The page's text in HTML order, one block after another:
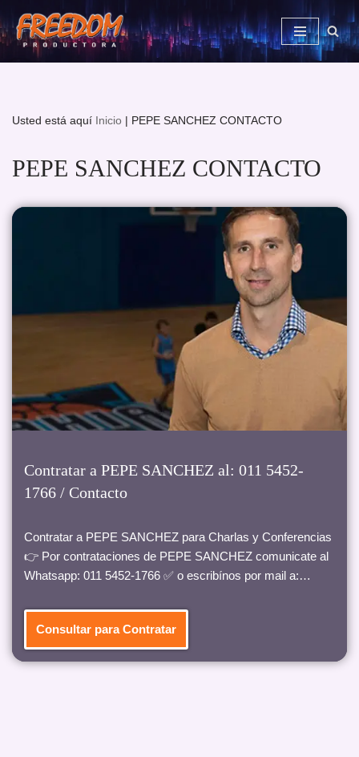
Saltar
al
Usted está aquí Inicio | PEPE SANCHEZ CONTACTO
PEPE SANCHEZ CONTACTO
Contratar a PEPE SANCHEZ al: 011 5452-
1766 / Contacto
Contratar a PEPE SANCHEZ para Charlas y Conferencias
👉 Por contrataciones de PEPE SANCHEZ comunicate al
Whatsapp: 011 5452-1766 ✅ o escribínos por mail a:…
Consultar para Contratar